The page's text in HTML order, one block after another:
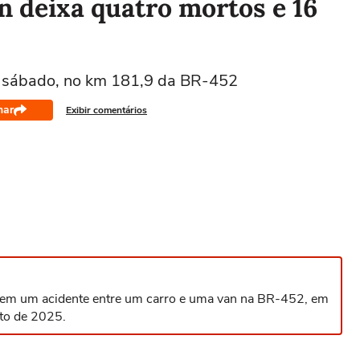
deixa quatro mortos e 16
no km 181,9 da BR-452
Exibir comentários
um acidente entre um carro e uma van na BR-452, em
de 2025.